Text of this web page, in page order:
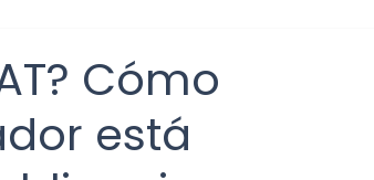
ISR Deducciones
Cómo
está